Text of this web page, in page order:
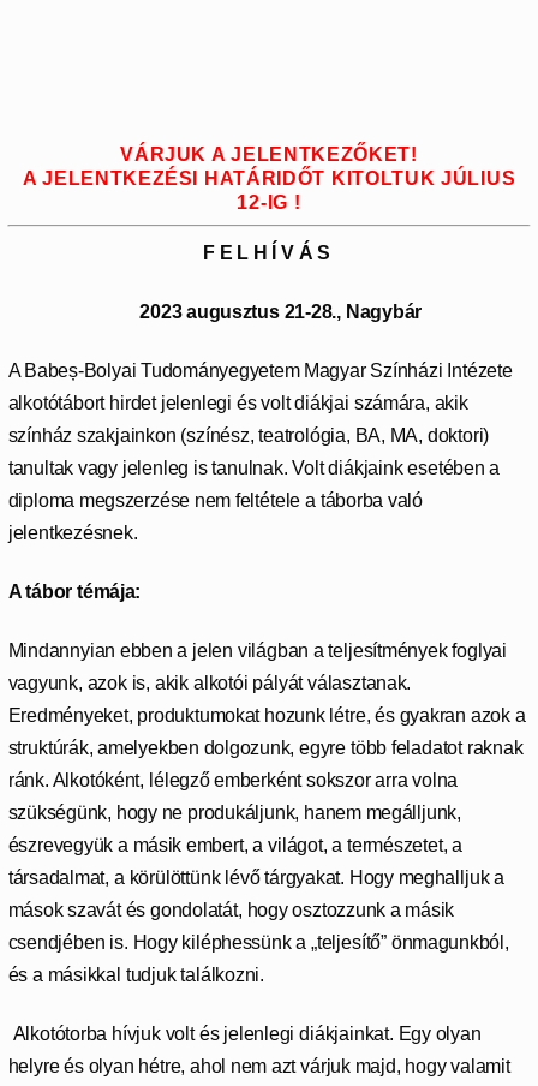
VÁRJUK A JELENTKEZŐKET!
A JELENTKEZÉSI HATÁRIDŐT KITOLTUK JÚLIUS
12-IG !
F E L H Í V Á S
2023 augusztus 21-28., Nagybár
A Babeș-Bolyai Tudományegyetem Magyar Színházi Intézete
alkotótábort hirdet jelenlegi és volt diákjai számára, akik
színház szakjainkon (színész, teatrológia, BA, MA, doktori)
tanultak vagy jelenleg is tanulnak. Volt diákjaink esetében a
diploma megszerzése nem feltétele a táborba való
jelentkezésnek.
A tábor témája:
Mindannyian ebben a jelen világban a teljesítmények foglyai
vagyunk, azok is, akik alkotói pályát választanak.
Eredményeket, produktumokat hozunk létre, és gyakran azok a
struktúrák, amelyekben dolgozunk, egyre több feladatot raknak
ránk. Alkotóként, lélegző emberként sokszor arra volna
szükségünk, hogy ne produkáljunk, hanem megálljunk,
észrevegyük a másik embert, a világot, a természetet, a
társadalmat, a körülöttünk lévő tárgyakat. Hogy meghalljuk a
mások szavát és gondolatát, hogy osztozzunk a másik
csendjében is. Hogy kiléphessünk a „teljesítő” önmagunkból,
és a másikkal tudjuk találkozni.
Alkotótorba hívjuk volt és jelenlegi diákjainkat. Egy olyan
helyre és olyan hétre, ahol nem azt várjuk majd, hogy valamit